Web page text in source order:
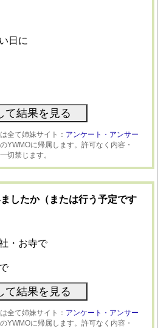
日に
全て姉妹サイト： アンケート・アンサー
YWMOに帰属します。許可なく内容・
切禁じます。
したか（または行う予定です
・お寺で
全て姉妹サイト： アンケート・アンサー
YWMOに帰属します。許可なく内容・